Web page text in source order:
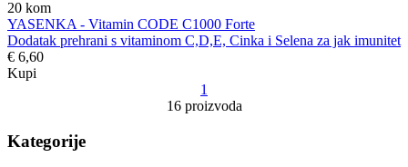
20 kom
YASENKA - Vitamin CODE C1000 Forte
Dodatak prehrani s vitaminom C,D,E, Cinka i Selena za jak imunitet
€ 6,60
Kupi
1
16 proizvoda
Kategorije